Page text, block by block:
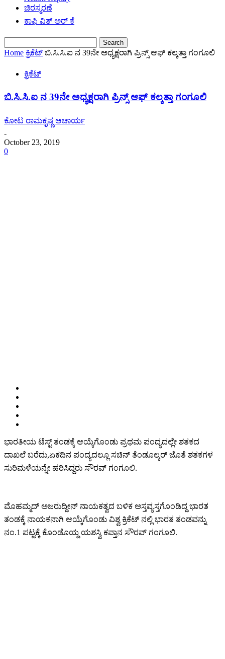
ಚಿರಸ್ಮರಣೆ
ಕಾಫಿ ವಿತ್ ಅರ್ ಕೆ
Home ಕ್ರಿಕೆಟ್ ಬಿ.ಸಿ.ಸಿ.ಐ ನ 39ನೇ ಅಧ್ಯಕ್ಷರಾಗಿ ಪ್ರಿನ್ಸ್ ಆಫ್ ಕಲ್ಕತ್ತಾ ಗಂಗೂಲಿ
ಕ್ರಿಕೆಟ್
ಬಿ.ಸಿ.ಸಿ.ಐ ನ 39ನೇ ಅಧ್ಯಕ್ಷರಾಗಿ ಪ್ರಿನ್ಸ್ ಆಫ್ ಕಲ್ಕತ್ತಾ ಗಂಗೂಲಿ
ಕೋಟ ರಾಮಕೃಷ್ಣ ಆಚಾರ್ಯ
-
October 23, 2019
0
ಭಾರತೀಯ ಟೆಸ್ಟ್ ತಂಡಕ್ಕೆ ಆಯ್ಕೆಗೊಂಡು ಪ್ರಥಮ ಪಂದ್ಯದಲ್ಲೇ ಶತಕದ
ದಾಖಲೆ ಬರೆದು,ಏಕದಿನ ಪಂದ್ಯದಲ್ಲೂ ಸಚಿನ್ ತೆಂಡೂಲ್ಕರ್ ಜೊತೆ ಶತಕಗಳ
ಸುರಿಮಳೆಯನ್ನೇ ಹರಿಸಿದ್ದರು ಸೌರವ್ ಗಂಗೂಲಿ.
ಮೊಹಮ್ಮದ್ ಅಜರುದ್ದೀನ್ ನಾಯಕತ್ವದ ಬಳಿಕ ಅಸ್ತವ್ಯಸ್ತಗೊಂಡಿದ್ದ ಭಾರತ
ತಂಡಕ್ಕೆ ನಾಯಕನಾಗಿ ಆಯ್ಕೆಗೊಂಡು ವಿಶ್ವ ಕ್ರಿಕೆಟ್ ನಲ್ಲಿ ಭಾರತ ತಂಡವನ್ನು
ನಂ.1 ಪಟ್ಟಕ್ಕೆ ಕೊಂಡೊಯ್ದ ಯಶಸ್ವಿ ಕಪ್ತಾನ ಸೌರವ್ ಗಂಗೂಲಿ.